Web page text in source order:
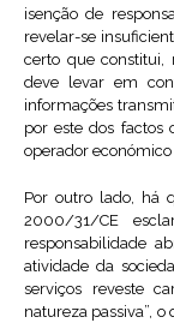
isenção de
revelar-se
certo que
deve levar em
informações
por este dos factos
operador
Por outro lado, há
2000/31/CE
responsabilidade
atividade da
serviços reveste
natureza passiva”,